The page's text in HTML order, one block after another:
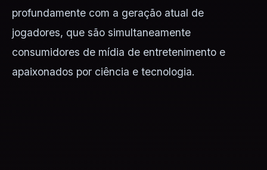
profundamente com a geração atual de
jogadores, que são simultaneamente
consumidores de mídia de entretenimento e
apaixonados por ciência e tecnologia.